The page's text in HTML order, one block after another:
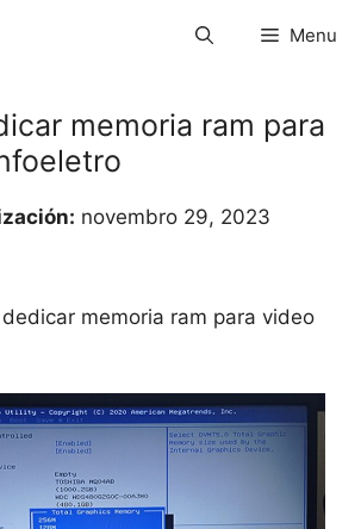
Menu
memoria ram para
novembro 29, 2023
memoria ram para video